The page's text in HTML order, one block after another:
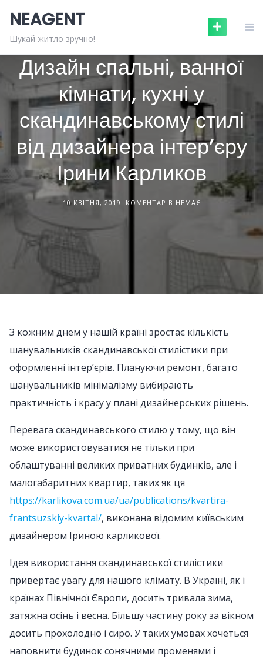
content
NEAGENT
Шукай житло зручно!ДИЗАЙН ІНТЕРʼЄРІВ
Дизайн спальні, ванної
кімнати, кухні у
скандинавському стилі
від дизайнера інтер’єру
Ірини Карликов
10 КВІТНЯ, 2019 КОМЕНТАРІВ НЕМАЄ
З кожним днем у нашій країні зростає кількість
шанувальників скандинавської стилістики при
оформленні інтер’єрів. Плануючи ремонт, багато
шанувальників мінімалізму вибирають
практичність і красу у плані дизайнерських рішень.
Перевага скандинавського стилю у тому, що він
може використовуватися не тільки при
облаштуванні великих приватних будинків, але і
малогабаритних квартир, таких як ця
https://karlikova.com.ua/ua/publications/kvartira-
frantsuzskiy-kvartal/, виконана відомим київським
дизайнером Іриною карликової.
Ідея використання скандинавської стилістики
привертає увагу для нашого клімату. В Україні, як і
країнах Північної Європи, досить тривала зима,
затяжна осінь і весна. Більшу частину року за вікном
досить прохолодно і сиро. У таких умовах хочеться
наповнити будинок сонячними променями і